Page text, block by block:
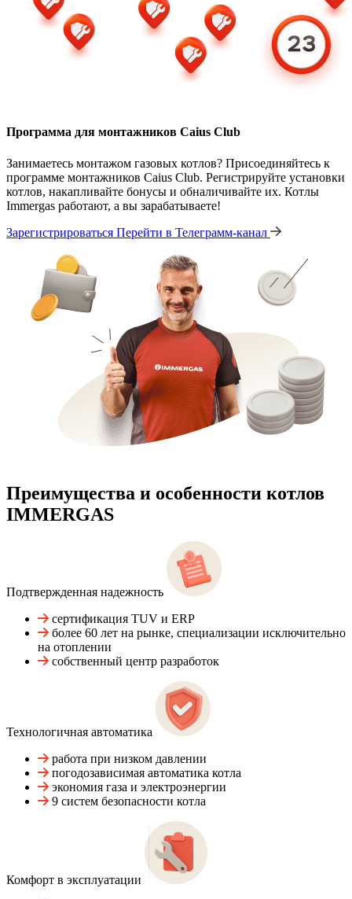
Программа для монтажников Caius Club
Занимаетесь монтажом газовых котлов? Присоединяйтесь к
программе монтажников Caius Club. Регистрируйте установки
котлов, накапливайте бонусы и обналичивайте их. Котлы
Immergas работают, а вы зарабатываете!
Зарегистрироваться Перейти в Телеграмм-канал
Преимущества и особенности котлов
IMMERGAS
Подтвержденная надежность
сертификация TUV и ERP
более 60 лет на рынке, специализации исключительно
на отоплении
собственный центр разработок
Технологичная автоматика
работа при низком давлении
погодозависимая автоматика котла
экономия газа и электроэнергии
9 систем безопасности котла
Комфорт в эксплуатации